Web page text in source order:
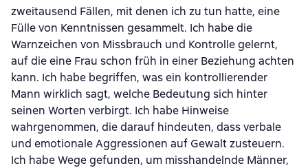
zweitausend Fällen, mit denen ich zu tun hatte, eine
Fülle von Kenntnissen gesammelt. Ich habe die
Warnzeichen von Missbrauch und Kontrolle gelernt,
auf die eine Frau schon früh in einer Beziehung achten
kann. Ich habe begriffen, was ein kontrollierender
Mann wirklich sagt, welche Bedeutung sich hinter
seinen Worten verbirgt. Ich habe Hinweise
wahrgenommen, die darauf hindeuten, dass verbale
und emotionale Aggressionen auf Gewalt zusteuern.
Ich habe Wege gefunden, um misshandelnde Männer,